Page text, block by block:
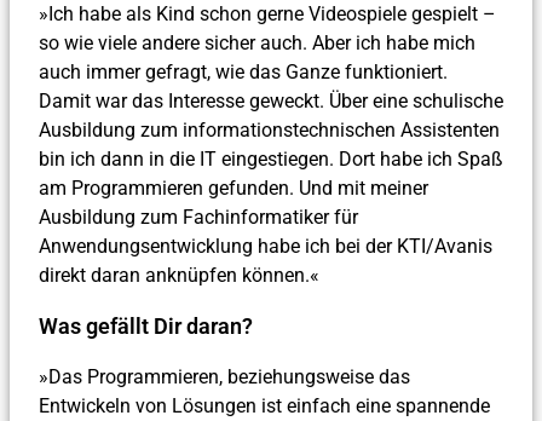
»Ich habe als Kind schon gerne Videospiele gespielt –
so wie viele andere sicher auch. Aber ich habe mich
auch immer gefragt, wie das Ganze funktioniert.
Damit war das Interesse geweckt. Über eine schulische
Ausbildung zum informationstechnischen Assistenten
bin ich dann in die IT eingestiegen. Dort habe ich Spaß
am Programmieren gefunden. Und mit meiner
Ausbildung zum Fachinformatiker für
Anwendungsentwicklung habe ich bei der KTI/Avanis
direkt daran anknüpfen können.«
Was gefällt Dir daran?
»Das Programmieren, beziehungsweise das
Entwickeln von Lösungen ist einfach eine spannende